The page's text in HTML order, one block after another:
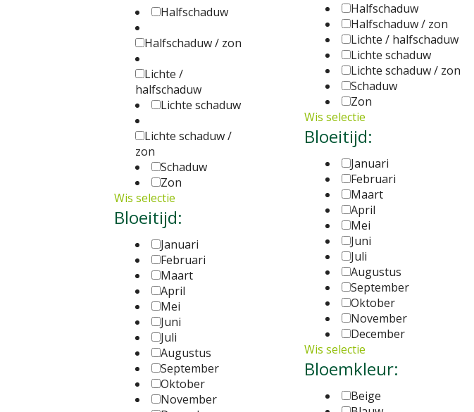
Halfschaduw
Halfschaduw / zon
Lichte / halfschaduw
Lichte schaduw
Lichte schaduw / zon
Schaduw
Zon
Wis selectie
Bloeitijd:
Januari
Februari
Maart
April
Mei
Juni
Juli
Augustus
September
Oktober
November
December
Wis selectie
Bloemkleur:
Beige
Halfschaduw
Halfschaduw / zon
Lichte /
halfschaduw
Lichte schaduw
Lichte schaduw /
zon
Schaduw
Zon
Wis selectie
Bloeitijd:
Januari
Februari
Maart
April
Mei
Juni
Juli
Augustus
September
Oktober
November